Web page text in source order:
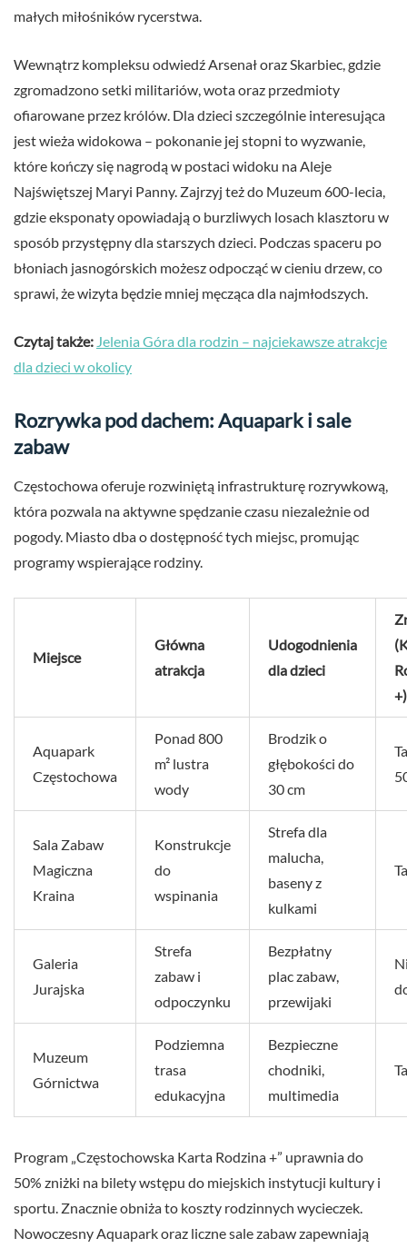
małych miłośników rycerstwa.
Wewnątrz kompleksu odwiedź Arsenał oraz Skarbiec, gdzie
zgromadzono setki militariów, wota oraz przedmioty
ofiarowane przez królów. Dla dzieci szczególnie interesująca
jest wieża widokowa – pokonanie jej stopni to wyzwanie,
które kończy się nagrodą w postaci widoku na Aleje
Najświętszej Maryi Panny. Zajrzyj też do Muzeum 600-lecia,
gdzie eksponaty opowiadają o burzliwych losach klasztoru w
sposób przystępny dla starszych dzieci. Podczas spaceru po
błoniach jasnogórskich możesz odpocząć w cieniu drzew, co
sprawi, że wizyta będzie mniej męcząca dla najmłodszych.
Czytaj także: Jelenia Góra dla rodzin – najciekawsze atrakcje
dla dzieci w okolicy
Rozrywka pod dachem: Aquapark i sale
zabaw
Częstochowa oferuje rozwiniętą infrastrukturę rozrywkową,
która pozwala na aktywne spędzanie czasu niezależnie od
pogody. Miasto dba o dostępność tych miejsc, promując
programy wspierające rodziny.
Miejsce
Główna
atrakcja
Udogodnienia
dla dzieci
+)
Aquapark
Częstochowa
Ponad 800
m² lustra
wody
Brodzik o
głębokości do
30 cm
Sala Zabaw
Magiczna
Kraina
Konstrukcje
do
wspinania
Strefa dla
malucha,
baseny z
kulkami
Galeria
Jurajska
Strefa
zabaw i
odpoczynku
Bezpłatny
plac zabaw,
przewijaki
Muzeum
Górnictwa
Podziemna
trasa
edukacyjna
Bezpieczne
chodniki,
multimedia
Program „Częstochowska Karta Rodzina +” uprawnia do
50% zniżki na bilety wstępu do miejskich instytucji kultury i
sportu. Znacznie obniża to koszty rodzinnych wycieczek.
Nowoczesny Aquapark oraz liczne sale zabaw zapewniają